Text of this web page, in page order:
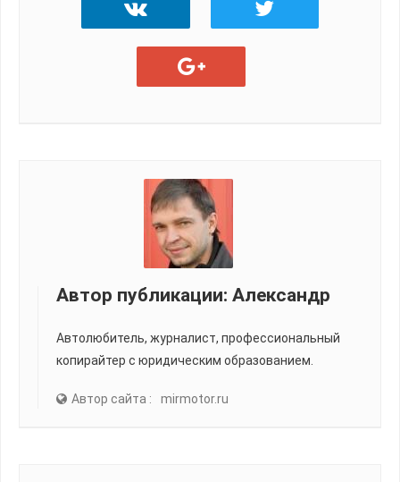
Автор публикации: Александр
Автолюбитель, журналист, профессиональный
копирайтер с юридическим образованием.
Автор сайта : mirmotor.ru